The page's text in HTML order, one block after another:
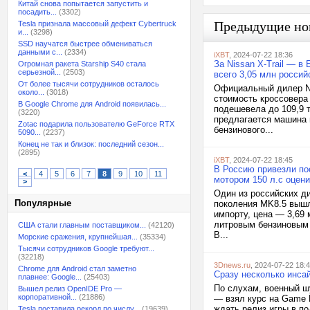
Китай снова попытается запустить и
посадить...
(3302)
Tesla признала массовый дефект Cybertruck
и...
(3298)
SSD научатся быстрее обмениваться
данными с...
(2334)
Огромная ракета Starship S40 стала
серьезной...
(2503)
От более тысячи сотрудников осталось
около...
(3018)
В Google Chrome для Android появилась...
(3220)
Zotac подарила пользователю GeForce RTX
5090...
(2237)
Конец не так и близок: последний сезон...
(2895)
< 4 5 6 7 8 9 10
11
>
Популярные
США стали главным поставщиком...
(42120)
Морские сражения, крупнейшая...
(35334)
Тысячи сотрудников Google требуют...
(32218)
Chrome для Android стал заметно
плавнее: Google...
(25403)
Вышел релиз OpenIDE Pro —
корпоративной...
(21886)
Предыдущие
iXBT, 2024-07-22 18:36
За Nissan X-Trail — в
всего 3,05 млн
Официальный дилер
стоимость
подешевела до 109,9
предлагается машина
бензинового...
iXBT, 2024-07-22 18:45
В Россию привезли
мотором 150 л.с
Один из российских
поколения MK8.5
импорту, цена — 3,69
литровым бензиновым
В...
3Dnews.ru , 2024-07-22
Сразу несколько
По слухам, военный
— взял курс на Game